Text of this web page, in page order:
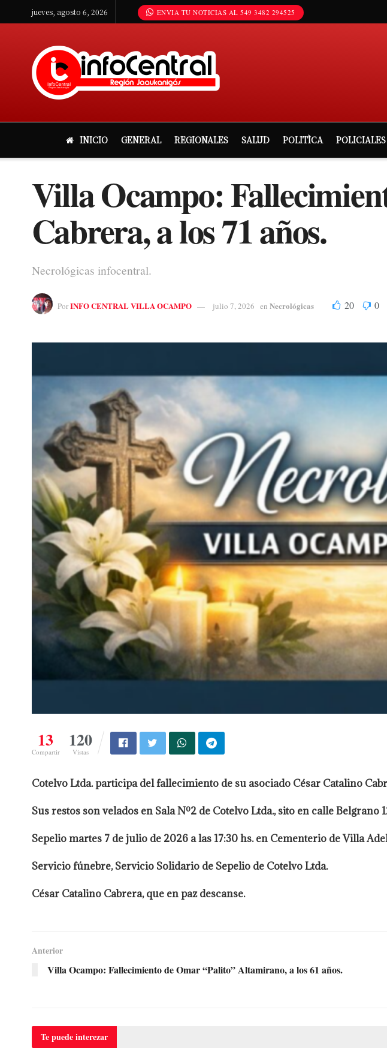
jueves, agosto 6, 2026 ENVIA TU NOTICIAS AL 549 3482 294525
INICIO GENERAL REGIONALES SALUD POLITÌCA POLICIALES
Villa Ocampo:
Cabrera, a los 71 años.
Necrológicas infocentral.
PorINFO CENTRAL VILLA OCAMPO julio 7, 2026 en Necrológicas 20 0
13
Compartir
120
Vistas
Cotelvo Ltda. participa del fallecimiento de su asociado César Catalino
Sus restos son velados en Sala Nº2 de Cotelvo Ltda., sito en calle Belgrano
Sepelio martes 7 de julio de 2026 a las 17:30 hs. en Cementerio de Villa
Servicio fúnebre, Servicio Solidario de Sepelio de Cotelvo Ltda.
César Catalino Cabrera, que en paz descanse.
Anterior
Villa Ocampo: Fallecimiento de Omar “Palito” Altamirano, a los 61 años.
Te puedeinterezar